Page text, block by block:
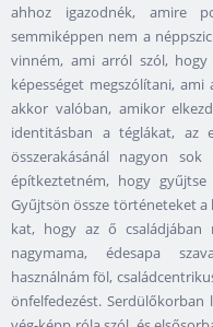
ahhoz igazodnék, amire
semmiképpen nem a
vinném, ami arról szól,
képességet megszólítani,
akkor valóban, amikor
identitásban a téglákat, az
összerakásánál nagyon
építkeztetném, hogy
Gyűjtsön össze történeteket
kat, hogy az ő családjában
nagymama, édesapa
használnám föl,
önfelfedezést.